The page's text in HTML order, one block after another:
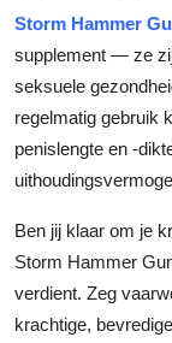
Storm Hammer
supplement — ze
seksuele
regelmatig gebruik
penislengte en -
Ben jij klaar om je
Storm Hammer
verdient. Zeg
krachtige,